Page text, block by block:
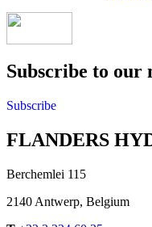
Subscribe to our
Subscribe
FLANDERS
Berchemlei 115
2140 Antwerp, Belgium